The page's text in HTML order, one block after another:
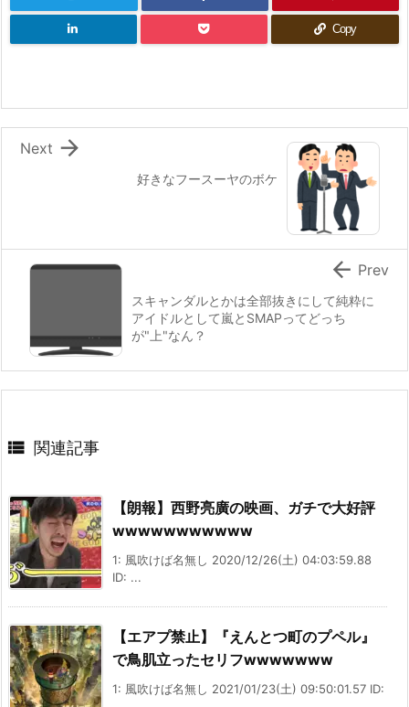
Copy
好きなフースーヤのボケ

Next
スキャンダルとかは全部抜きにして純粋に
アイドルとして嵐とSMAPってどっち
が"上"なん？
 Prev
 関連記事
【朗報】西野亮廣の映画、ガチで大好評
wwwwwwwwwww
1: 風吹けば名無し 2020/12/26(土) 04:03:59.88
ID: ...
【エアプ禁止】『えんとつ町のプペル』
で鳥肌立ったセリフwwwwwww
1: 風吹けば名無し 2021/01/23(土) 09:50:01.57 ID: